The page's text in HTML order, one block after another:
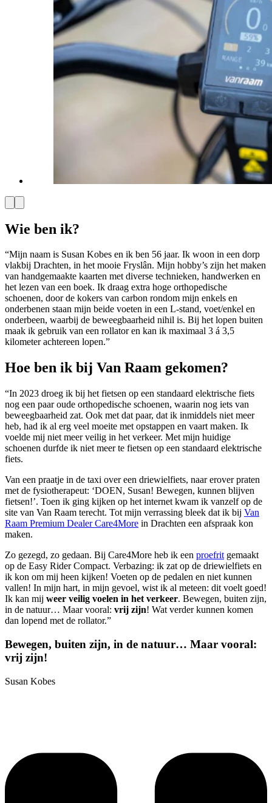
Wie ben ik?
“Mijn naam is Susan Kobes en ik ben 56 jaar. Ik woon in een dorp
vlakbij Drachten, in het mooie Fryslân. Mijn hobby’s zijn het maken
van handgemaakte kaarten met diverse technieken, handwerken en
het lezen van een boek. Ik draag extra hoge orthopedische
schoenen, door de kokers van carbon rondom mijn enkels en
onderbenen staan mijn beide voeten in een L-stand, voet/enkel en
onderbeen, waarbij de beweegbaarheid nihil is. Bij het lopen buiten
maak ik gebruik van een rollator en kan ik maximaal 3 á 3,5
kilometer achtereen lopen.”
Hoe ben ik bij Van Raam gekomen?
“In 2023 droeg ik bij het fietsen op een standaard elektrische fiets
nog een paar oude orthopedische schoenen, waarin nog iets van
beweegbaarheid zat. Ook met dat paar, dat ik inmiddels niet meer
heb, had ik al erg veel moeite met opstappen en vaart maken. Ik
voelde mij niet meer veilig in het verkeer. Met mijn huidige
schoenen durfde ik niet meer te fietsen op een standaard elektrische
fiets.
Van een praatje in de taxi over een driewielfiets, naar erover praten
met de fysiotherapeut: ‘DOEN, Susan! Bewegen, kunnen blijven
fietsen!’. Toen ik ging kijken op het internet kwam ik vanzelf op de
site van Van Raam terecht. Tot mijn verrassing bleek dat ik bij Van
Raam Premium Dealer Care4More in Drachten een afspraak kon
maken.
Zo gezegd, zo gedaan. Bij Care4More heb ik een proefrit gemaakt
op de Easy Rider Compact. Verbazing: ik zat op de driewielfiets en
ik kon om mij heen kijken! Voeten op de pedalen en niet kunnen
vallen! In mijn hart, in mijn gevoel, wist ik al meteen: dit voelt goed!
Ik kan mij weer veilig voelen in het verkeer. Bewegen, buiten zijn,
in de natuur… Maar vooral: vrij zijn! Wat verder kunnen komen
dan lopend met de rollator.”
Bewegen, buiten zijn, in de natuur… Maar vooral:
vrij zijn!
Susan Kobes